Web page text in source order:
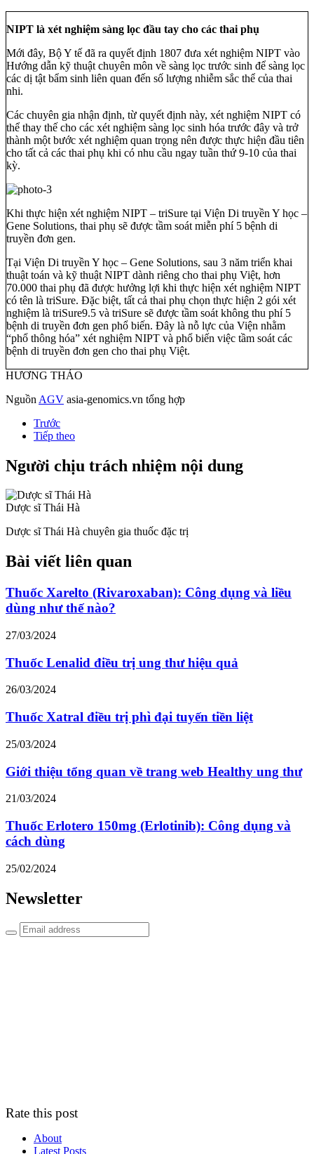
NIPT là xét nghiệm sàng lọc đầu tay cho các thai phụ
Mới đây, Bộ Y tế đã ra quyết định 1807 đưa xét nghiệm NIPT vào
Hướng dẫn kỹ thuật chuyên môn về sàng lọc trước sinh để sàng lọc
các dị tật bẩm sinh liên quan đến số lượng nhiễm sắc thể của thai
nhi.
Các chuyên gia nhận định, từ quyết định này, xét nghiệm NIPT có
thể thay thế cho các xét nghiệm sàng lọc sinh hóa trước đây và trở
thành một bước xét nghiệm quan trọng nên được thực hiện đầu tiên
cho tất cả các thai phụ khi có nhu cầu ngay tuần thứ 9-10 của thai
kỳ.
Khi thực hiện xét nghiệm NIPT – triSure tại Viện Di truyền Y học –
Gene Solutions, thai phụ sẽ được tầm soát miễn phí 5 bệnh di
truyền đơn gen.
Tại Viện Di truyền Y học – Gene Solutions, sau 3 năm triển khai
thuật toán và kỹ thuật NIPT dành riêng cho thai phụ Việt, hơn
70.000 thai phụ đã được hưởng lợi khi thực hiện xét nghiệm NIPT
có tên là triSure. Đặc biệt, tất cả thai phụ chọn thực hiện 2 gói xét
nghiệm là triSure9.5 và triSure sẽ được tầm soát không thu phí 5
bệnh di truyền đơn gen phổ biến. Đây là nỗ lực của Viện nhằm
“phổ thông hóa” xét nghiệm NIPT và phổ biến việc tầm soát các
bệnh di truyền đơn gen cho thai phụ Việt.
HƯƠNG THẢO
Nguồn AGV asia-genomics.vn tổng hợp
Trước
Tiếp theo
Người chịu trách nhiệm nội dung
Dược sĩ Thái Hà
Dược sĩ Thái Hà chuyên gia thuốc đặc trị
Bài viết liên quan
Thuốc Xarelto (Rivaroxaban): Công dụng và liều
dùng như thế nào?
27/03/2024
Thuốc Lenalid điều trị ung thư hiệu quả
26/03/2024
Thuốc Xatral điều trị phì đại tuyến tiền liệt
25/03/2024
Giới thiệu tổng quan về trang web Healthy ung thư
21/03/2024
Thuốc Erlotero 150mg (Erlotinib): Công dụng và
cách dùng
25/02/2024
Newsletter
Rate this post
About
Latest Posts